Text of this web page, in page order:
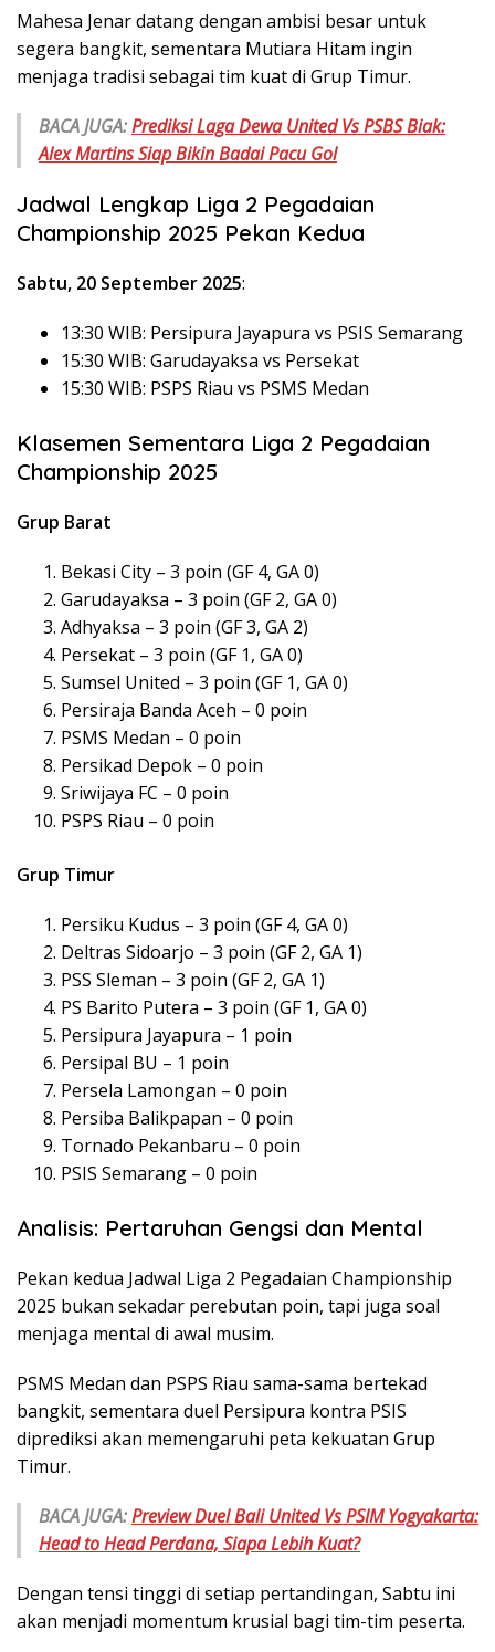
Mahesa Jenar datang dengan ambisi besar untuk
segera bangkit, sementara Mutiara Hitam ingin
menjaga tradisi sebagai tim kuat di Grup Timur.
BACA JUGA:Prediksi Laga Dewa United Vs PSBS Biak:
Alex Martins Siap Bikin Badai Pacu Gol
Jadwal Lengkap Liga 2 Pegadaian
Championship 2025 Pekan Kedua
Sabtu, 20 September 2025:
13:30 WIB: Persipura Jayapura vs PSIS Semarang
15:30 WIB: Garudayaksa vs Persekat
15:30 WIB: PSPS Riau vs PSMS Medan
Klasemen Sementara Liga 2 Pegadaian
Championship 2025
Grup Barat
Bekasi City – 3 poin (GF 4, GA 0)
Garudayaksa – 3 poin (GF 2, GA 0)
Adhyaksa – 3 poin (GF 3, GA 2)
Persekat – 3 poin (GF 1, GA 0)
Sumsel United – 3 poin (GF 1, GA 0)
Persiraja Banda Aceh – 0 poin
PSMS Medan – 0 poin
Persikad Depok – 0 poin
Sriwijaya FC – 0 poin
PSPS Riau – 0 poin
Grup Timur
Persiku Kudus – 3 poin (GF 4, GA 0)
Deltras Sidoarjo – 3 poin (GF 2, GA 1)
PSS Sleman – 3 poin (GF 2, GA 1)
PS Barito Putera – 3 poin (GF 1, GA 0)
Persipura Jayapura – 1 poin
Persipal BU – 1 poin
Persela Lamongan – 0 poin
Persiba Balikpapan – 0 poin
Tornado Pekanbaru – 0 poin
PSIS Semarang – 0 poin
Analisis: Pertaruhan Gengsi dan Mental
Pekan kedua Jadwal Liga 2 Pegadaian Championship
2025 bukan sekadar perebutan poin, tapi juga soal
menjaga mental di awal musim.
PSMS Medan dan PSPS Riau sama-sama bertekad
bangkit, sementara duel Persipura kontra PSIS
diprediksi akan memengaruhi peta kekuatan Grup
Timur.
BACA JUGA:Preview Duel Bali United Vs PSIM Yogyakarta:
Head to Head Perdana, Siapa Lebih Kuat?
Dengan tensi tinggi di setiap pertandingan, Sabtu ini
akan menjadi momentum krusial bagi tim-tim peserta.